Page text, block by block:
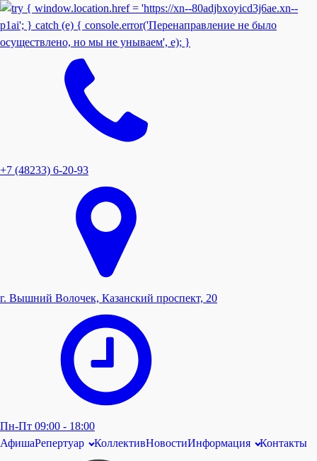
+7 (48233) 6-20-93
г. Вышний Волочек, Казанский проспект, 20
Пн-Пт 09:00 - 18:00
АфишаРепертуар КоллективНовостиИнформация Контакты